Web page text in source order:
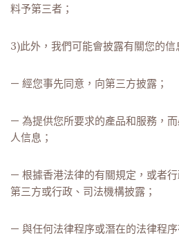
料予第三者；
3)此外，我們可能會披露有關您的信
— 經您事先同意，向第三方披露；
— 為提供您所要求的產品和服務，
人信息；
— 根據香港法律的有關規定，或者
第三方或行政、司法機構披露；
— 與任何法律程序或潛在的法律程序